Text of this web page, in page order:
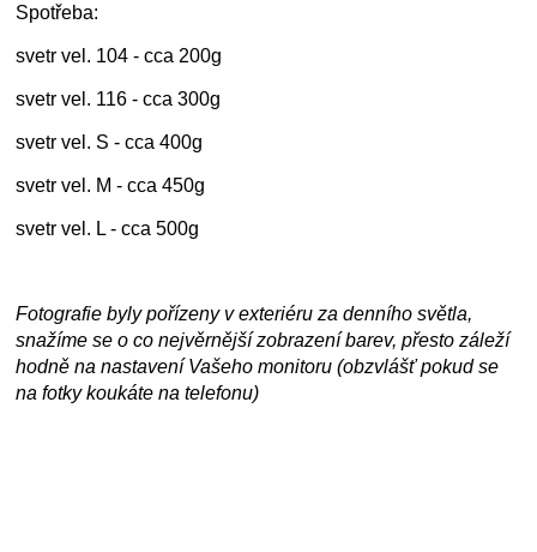
Spotřeba:
svetr vel. 104 - cca 200g
svetr vel. 116 - cca 300g
svetr vel. S - cca 400g
svetr vel. M - cca 450g
svetr vel. L - cca 500g
Fotografie byly pořízeny v exteriéru za denního světla,
snažíme se o co nejvěrnější zobrazení barev, přesto záleží
hodně na nastavení Vašeho monitoru (obzvlášť pokud se
na fotky koukáte na telefonu)